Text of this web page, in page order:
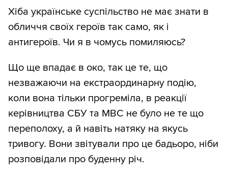
Хіба українське суспільство не має знати в
обличчя своїх героїв так само, як і
антигероїв. Чи я в чомусь помиляюсь?
Що ще впадає в око, так це те, що
незважаючи на екстраординарну подію,
коли вона тільки прогреміла, в реакції
керівництва СБУ та МВС не було не те що
переполоху, а й навіть натяку на якусь
тривогу. Вони звітували про це бадьоро, ніби
розповідали про буденну річ.